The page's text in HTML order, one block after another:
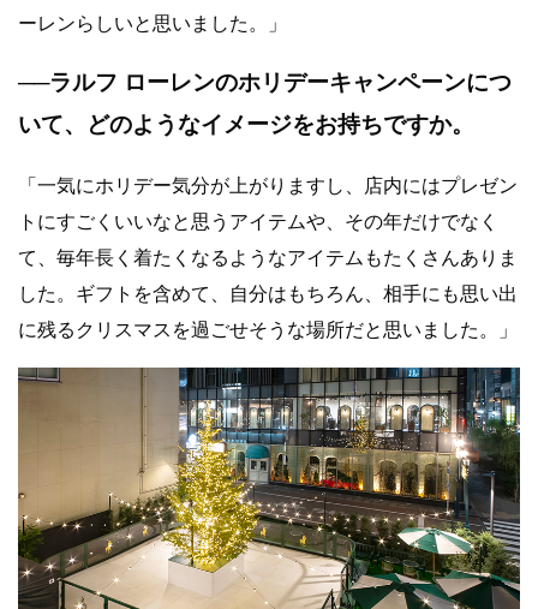
ーレンらしいと思いました。」
──ラルフ ローレンのホリデーキャンペーンにつ
いて、どのようなイメージをお持ちですか。
「一気にホリデー気分が上がりますし、店内にはプレゼン
トにすごくいいなと思うアイテムや、その年だけでなく
て、毎年長く着たくなるようなアイテムもたくさんありま
した。ギフトを含めて、自分はもちろん、相手にも思い出
に残るクリスマスを過ごせそうな場所だと思いました。」